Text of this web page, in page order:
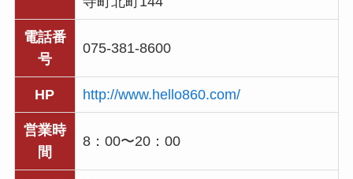
電話番
号
075-381-8600
HP http://www.hello860.com/
営業時
間
8：00〜20：00